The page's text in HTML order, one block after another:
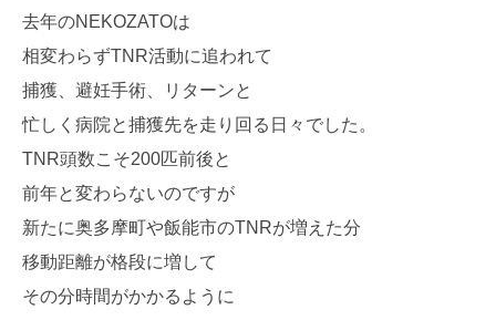
去年のNEKOZATOは
相変わらずTNR活動に追われて
捕獲、避妊手術、リターンと
忙しく病院と捕獲先を走り回る日々でした。
TNR頭数こそ200匹前後と
前年と変わらないのですが
新たに奥多摩町や飯能市のTNRが増えた分
移動距離が格段に増して
その分時間がかかるように